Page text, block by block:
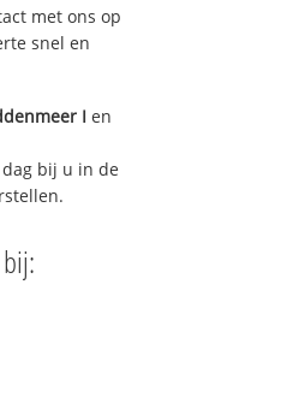
met ons op
snel en
I en
bij u in de